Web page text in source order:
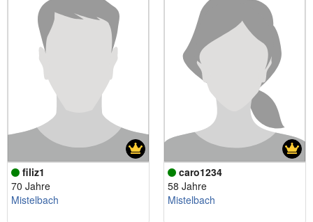
filiz1
70 Jahre
Mistelbach
caro1234
58 Jahre
Mistelbach